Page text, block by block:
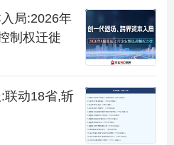
100多个国家和地区，并获
。其中新风系统类产品的推
务系统的先河。
局:2026年
制权迁徙
联动18省,斩